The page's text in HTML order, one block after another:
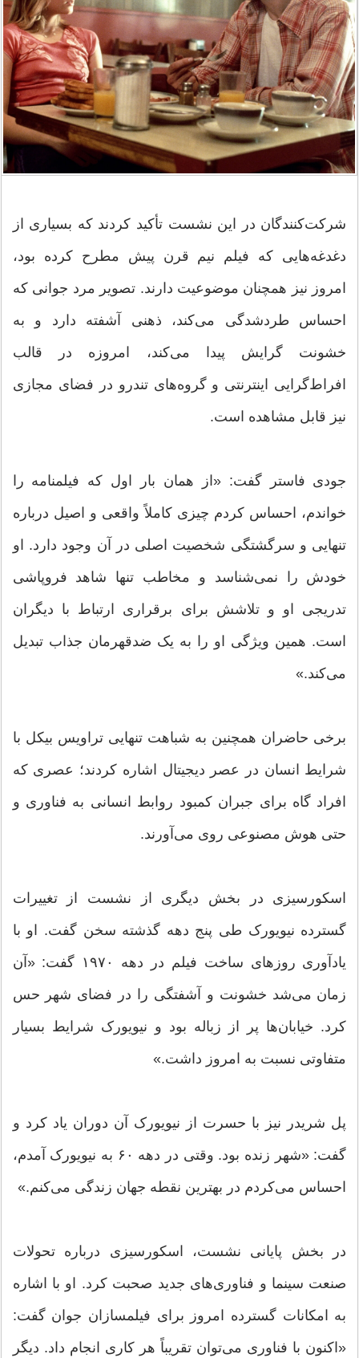
شرکت‌کنندگان در این نشست تأکید کردند که بسیاری از
دغدغه‌هایی که فیلم نیم قرن پیش مطرح کرده بود،
امروز نیز همچنان موضوعیت دارند. تصویر مرد جوانی که
احساس طردشدگی می‌کند، ذهنی آشفته دارد و به
خشونت گرایش پیدا می‌کند، امروزه در قالب
افراط‌گرایی اینترنتی و گروه‌های تندرو در فضای مجازی
نیز قابل مشاهده است.
جودی فاستر گفت: «از همان بار اول که فیلمنامه را
خواندم، احساس کردم چیزی کاملاً واقعی و اصیل درباره
تنهایی و سرگشتگی شخصیت اصلی در آن وجود دارد. او
خودش را نمی‌شناسد و مخاطب تنها شاهد فروپاشی
تدریجی او و تلاشش برای برقراری ارتباط با دیگران
است. همین ویژگی او را به یک ضدقهرمان جذاب تبدیل
می‌کند.»
برخی حاضران همچنین به شباهت تنهایی تراویس بیکل با
شرایط انسان در عصر دیجیتال اشاره کردند؛ عصری که
افراد گاه برای جبران کمبود روابط انسانی به فناوری و
حتی هوش مصنوعی روی می‌آورند.
اسکورسیزی در بخش دیگری از نشست از تغییرات
گسترده نیویورک طی پنج دهه گذشته سخن گفت. او با
یادآوری روزهای ساخت فیلم در دهه ۱۹۷۰ گفت: «آن
زمان می‌شد خشونت و آشفتگی را در فضای شهر حس
کرد. خیابان‌ها پر از زباله بود و نیویورک شرایط بسیار
متفاوتی نسبت به امروز داشت.»
پل شریدر نیز با حسرت از نیویورک آن دوران یاد کرد و
گفت: «شهر زنده بود. وقتی در دهه ۶۰ به نیویورک آمدم،
احساس می‌کردم در بهترین نقطه جهان زندگی می‌کنم.»
در بخش پایانی نشست، اسکورسیزی درباره تحولات
صنعت سینما و فناوری‌های جدید صحبت کرد. او با اشاره
به امکانات گسترده امروز برای فیلمسازان جوان گفت:
«اکنون با فناوری می‌توان تقریباً هر کاری انجام داد. دیگر